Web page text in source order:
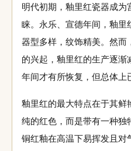
明代初期，釉里红瓷器成
睐。永乐、宣德年间，釉里
器型多样，纹饰精美。然而
的兴起，釉里红的生产逐渐
年间才有所恢复，但总体上
釉里红的最大特点在于其鲜
纯的红色，而是带有一种独
铜红釉在高温下易挥发且对